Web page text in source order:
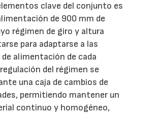
clave del conjunto es
de 900 mm de
régimen de giro y altura
para adaptarse a las
alimentación de cada
del régimen se
una caja de cambios de
permitiendo mantener un
continuo y homogéneo,